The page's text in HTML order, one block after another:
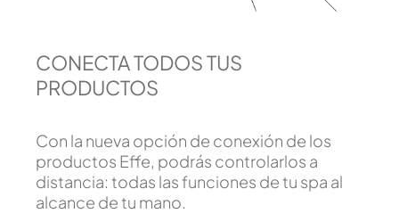
CONECTA TODOS TUS
PRODUCTOS
Con la nueva opción de conexión de los
productos Effe, podrás controlarlos a
distancia: todas las funciones de tu spa al
alcance de tu mano.